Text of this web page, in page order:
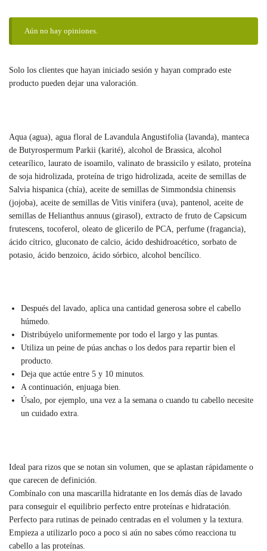
Aún no hay opiniones.
Solo los clientes que hayan iniciado sesión y hayan comprado este
producto pueden dejar una valoración.
Aqua (agua), agua floral de Lavandula Angustifolia (lavanda), manteca
de Butyrospermum Parkii (karité), alcohol de Brassica, alcohol
cetearílico, laurato de isoamilo, valinato de brassicilo y esilato, proteína
de soja hidrolizada, proteína de trigo hidrolizada, aceite de semillas de
Salvia hispanica (chía), aceite de semillas de Simmondsia chinensis
(jojoba), aceite de semillas de Vitis vinifera (uva), pantenol, aceite de
semillas de Helianthus annuus (girasol), extracto de fruto de Capsicum
frutescens, tocoferol, oleato de glicerilo de PCA, perfume (fragancia),
ácido cítrico, gluconato de calcio, ácido deshidroacético, sorbato de
potasio, ácido benzoico, ácido sórbico, alcohol bencílico.
Después del lavado, aplica una cantidad generosa sobre el cabello
húmedo.
Distribúyelo uniformemente por todo el largo y las puntas.
Utiliza un peine de púas anchas o los dedos para repartir bien el
producto.
Deja que actúe entre 5 y 10 minutos.
A continuación, enjuaga bien.
Úsalo, por ejemplo, una vez a la semana o cuando tu cabello necesite
un cuidado extra.
Ideal para rizos que se notan sin volumen, que se aplastan rápidamente o
que carecen de definición.
Combínalo con una mascarilla hidratante en los demás días de lavado
para conseguir el equilibrio perfecto entre proteínas e hidratación.
Perfecto para rutinas de peinado centradas en el volumen y la textura.
Empieza a utilizarlo poco a poco si aún no sabes cómo reacciona tu
cabello a las proteínas.